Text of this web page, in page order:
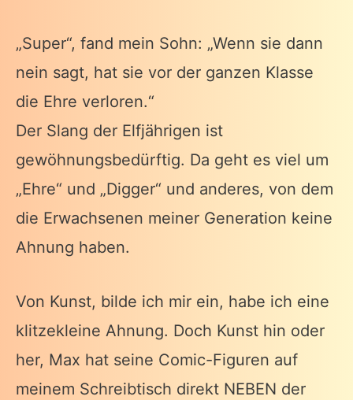
„Super“, fand mein Sohn: „Wenn sie dann
nein sagt, hat sie vor der ganzen Klasse
die Ehre verloren.“
Der Slang der Elfjährigen ist
gewöhnungsbedürftig. Da geht es viel um
„Ehre“ und „Digger“ und anderes, von dem
die Erwachsenen meiner Generation keine
Ahnung haben.
Von Kunst, bilde ich mir ein, habe ich eine
klitzekleine Ahnung. Doch Kunst hin oder
her, Max hat seine Comic-Figuren auf
meinem Schreibtisch direkt NEBEN der